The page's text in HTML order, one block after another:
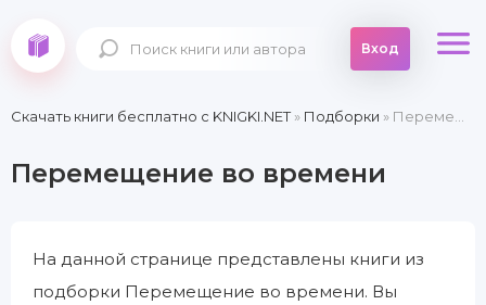
Вход
Скачать книги бесплатно c KNIGKI.NET» Подборки » Перемещение во времени
Перемещение во времени
На данной странице представлены книги из
подборки Перемещение во времени. Вы